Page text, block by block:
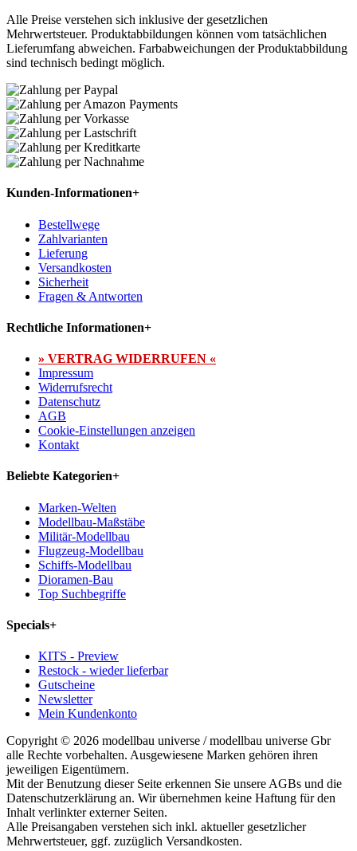
Alle Preise verstehen sich inklusive der gesetzlichen
Mehrwertsteuer. Produktabbildungen können vom tatsächlichen
Lieferumfang abweichen. Farbabweichungen der Produktabbildung
sind technisch bedingt möglich.
Kunden-Informationen+
Bestellwege
Zahlvarianten
Lieferung
Versandkosten
Sicherheit
Fragen & Antworten
Rechtliche Informationen+
» VERTRAG WIDERRUFEN «
Impressum
Widerrufsrecht
Datenschutz
AGB
Cookie-Einstellungen anzeigen
Kontakt
Beliebte Kategorien+
Marken-Welten
Modellbau-Maßstäbe
Militär-Modellbau
Flugzeug-Modellbau
Schiffs-Modellbau
Dioramen-Bau
Top Suchbegriffe
Specials+
KITS - Preview
Restock - wieder lieferbar
Gutscheine
Newsletter
Mein Kundenkonto
Copyright © 2026 modellbau universe / modellbau universe Gbr
alle Rechte vorbehalten. Ausgewiesene Marken gehören ihren
jeweiligen Eigentümern.
Mit der Benutzung dieser Seite erkennen Sie unsere AGBs und die
Datenschutzerklärung an. Wir übernehmen keine Haftung für den
Inhalt verlinkter externer Seiten.
Alle Preisangaben verstehen sich inkl. aktueller gesetzlicher
Mehrwertsteuer, ggf. zuzüglich Versandkosten.